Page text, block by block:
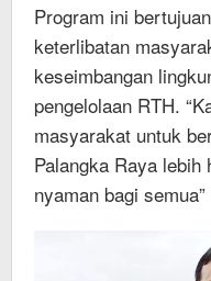
Program ini
keterlibatan
keseimbangan
pengelolaan RTH.
masyarakat untuk
Palangka Raya
nyaman bagi